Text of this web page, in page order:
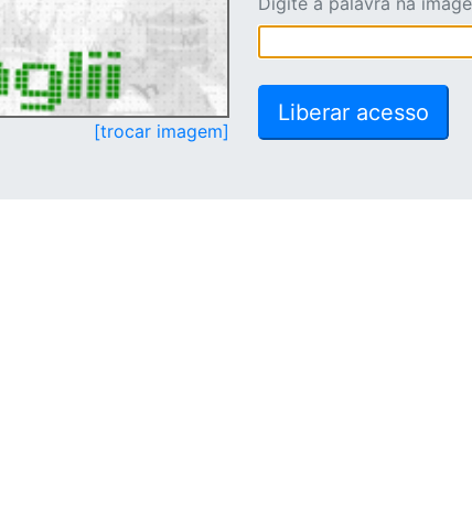
[trocar imagem]